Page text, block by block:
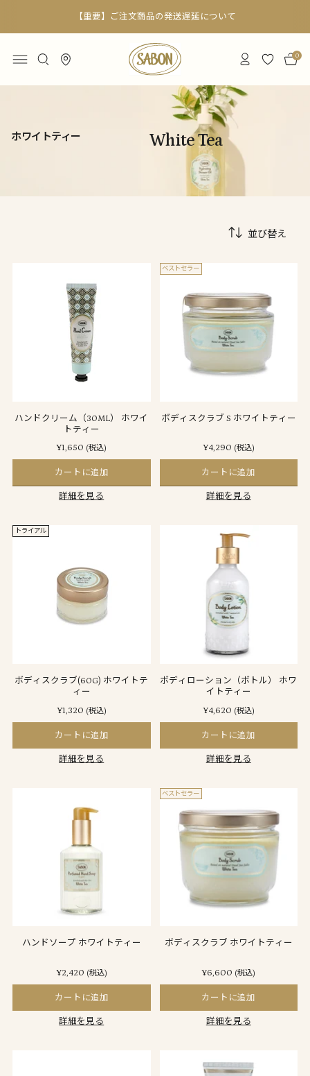
【重要】ご注文商品の発送遅延について
0
ホワイトティー White Tea
並び替え
ハンドクリーム（30ML） ホワイ
トティー
¥1,650 (税込)
カートに追加
詳細を見る
ベストセラー
ボディスクラブ S ホワイトティー
¥4,290 (税込)
カートに追加
詳細を見る
トライアル
ボディスクラブ(60G) ホワイトテ
ィー
¥1,320 (税込)
カートに追加
詳細を見る
ボディローション（ボトル） ホワ
イトティー
¥4,620 (税込)
カートに追加
詳細を見る
ハンドソープ ホワイトティー
¥2,420 (税込)
カートに追加
詳細を見る
ベストセラー
ボディスクラブ ホワイトティー
¥6,600 (税込)
カートに追加
詳細を見る